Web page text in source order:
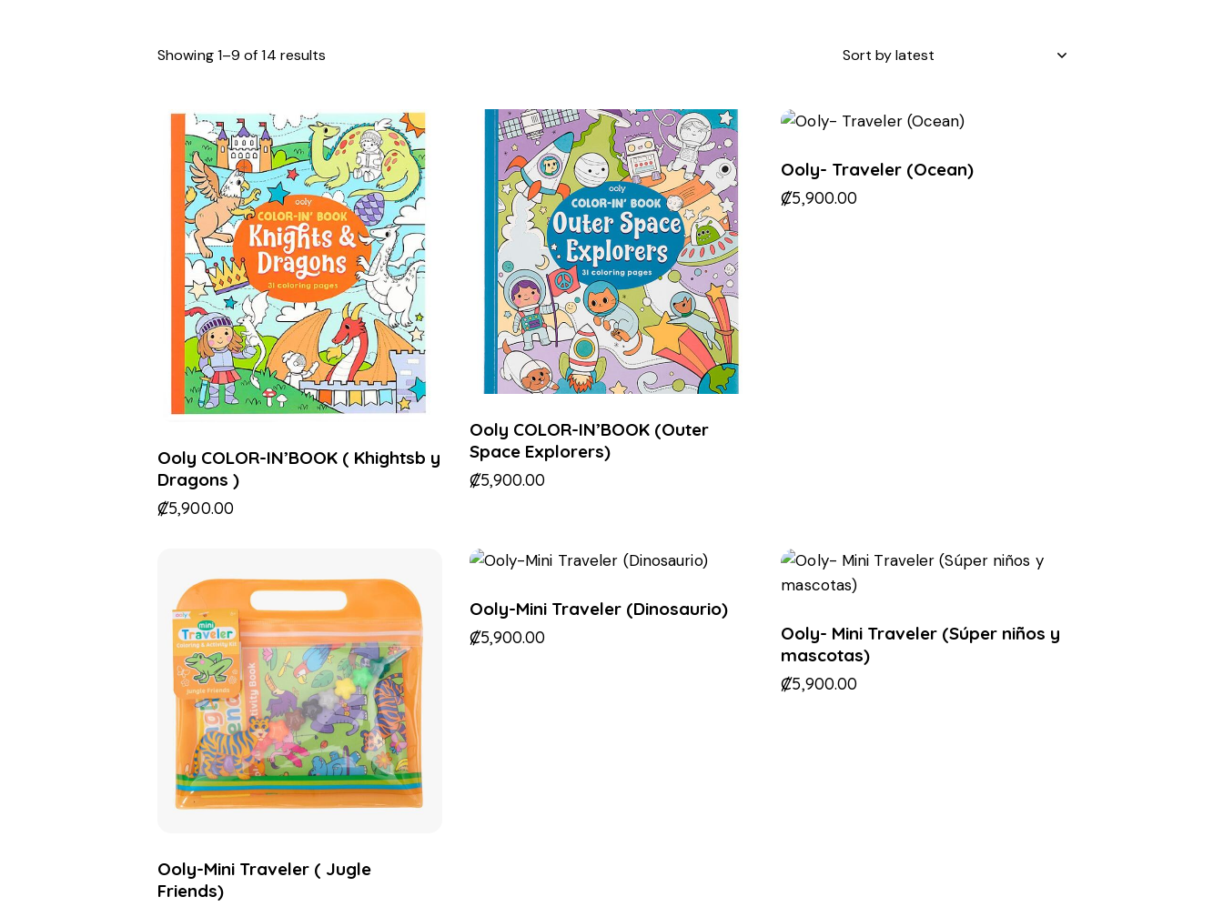
Showing 1–9 of 14 results
Ooly COLOR-IN’BOOK ( Khightsb y
Dragons )
₡5,900.00
Ooly COLOR-IN’BOOK (Outer
Space Explorers)
₡5,900.00
Ooly- Traveler (Ocean)
₡5,900.00
Ooly-Mini Traveler ( Jugle
Friends)
Ooly-Mini Traveler (Dinosaurio)
₡5,900.00
Ooly- Mini Traveler (Súper niños y
mascotas)
₡5,900.00